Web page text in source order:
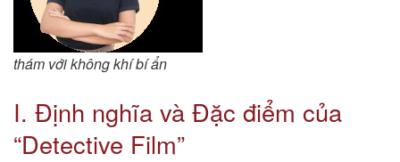
thám với không khí bí ẩn
I. Định nghĩa và Đặc điểm của
“Detective Film”